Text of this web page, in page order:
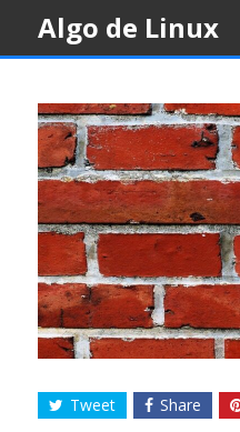
content
Algo de Linux
Tweet Share